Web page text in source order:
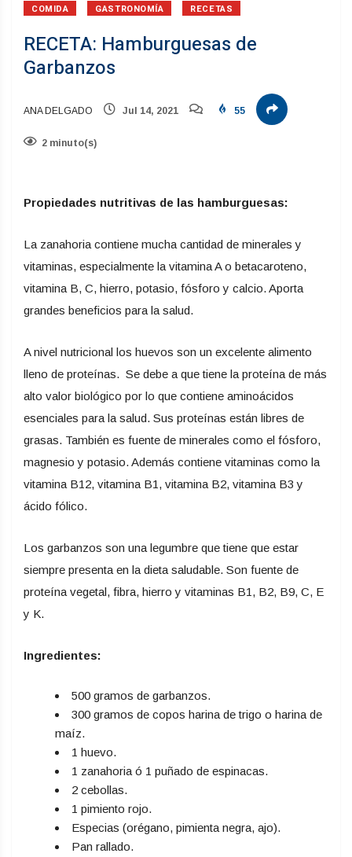
COMIDA GASTRONOMÍA RECETAS
RECETA: Hamburguesas de
Garbanzos
ANA DELGADO Jul 14, 2021 55
2 minuto(s)
Propiedades nutritivas de las hamburguesas:
La zanahoria contiene mucha cantidad de minerales y
vitaminas, especialmente la vitamina A o betacaroteno,
vitamina B, C, hierro, potasio, fósforo y calcio. Aporta
grandes beneficios para la salud.
A nivel nutricional los huevos son un excelente alimento
lleno de proteínas. Se debe a que tiene la proteína de más
alto valor biológico por lo que contiene aminoácidos
esenciales para la salud. Sus proteínas están libres de
grasas. También es fuente de minerales como el fósforo,
magnesio y potasio. Además contiene vitaminas como la
vitamina B12, vitamina B1, vitamina B2, vitamina B3 y
ácido fólico.
Los garbanzos son una legumbre que tiene que estar
siempre presenta en la dieta saludable. Son fuente de
proteína vegetal, fibra, hierro y vitaminas B1, B2, B9, C, E
y K.
Ingredientes:
500 gramos de garbanzos.
300 gramos de copos harina de trigo o harina de
maíz.
1 huevo.
1 zanahoria ó 1 puñado de espinacas.
2 cebollas.
1 pimiento rojo.
Especias (orégano, pimienta negra, ajo).
Pan rallado.